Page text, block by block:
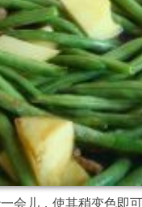
会儿，使其稍变色即可